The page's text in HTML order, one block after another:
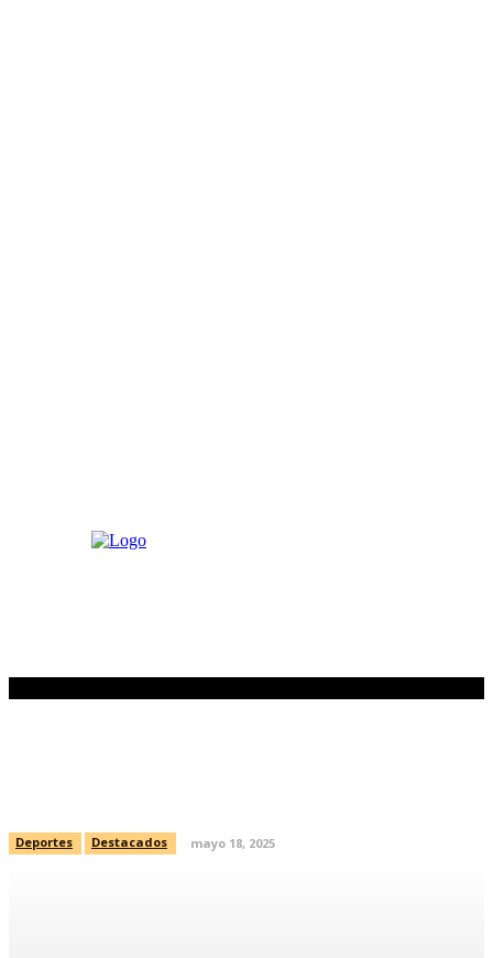
Deportes Destacados mayo 18, 2025